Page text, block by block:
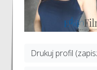
Drukuj profil